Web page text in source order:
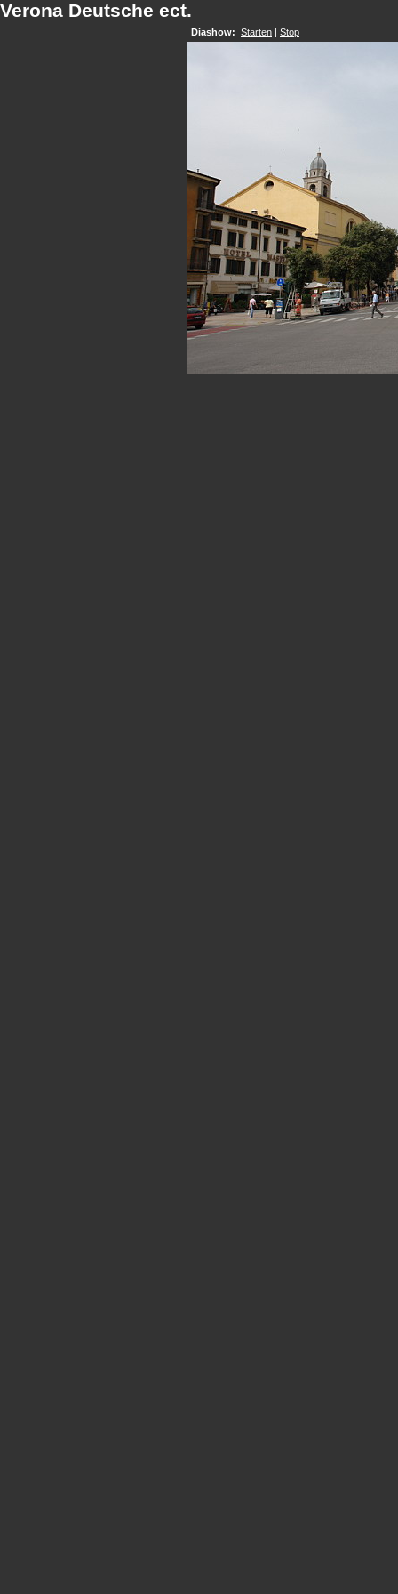
Verona Deutsche ect.
Diashow: Starten | Stop